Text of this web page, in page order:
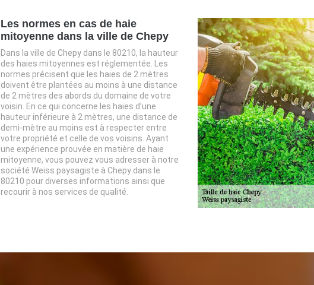
Les normes en cas de haie
mitoyenne dans la ville de Chepy
Dans la ville de Chepy dans le 80210, la hauteur
des haies mitoyennes est réglementée. Les
normes précisent que les haies de 2 mètres
doivent être plantées au moins à une distance
de 2 mètres des abords du domaine de votre
voisin. En ce qui concerne les haies d’une
hauteur inférieure à 2 mètres, une distance de
demi-mètre au moins est à respecter entre
votre propriété et celle de vos voisins. Ayant
une expérience prouvée en matière de haie
mitoyenne, vous pouvez vous adresser à notre
société Weiss paysagiste à Chepy dans le
80210 pour diverses informations ainsi que
recourir à nos services de qualité.